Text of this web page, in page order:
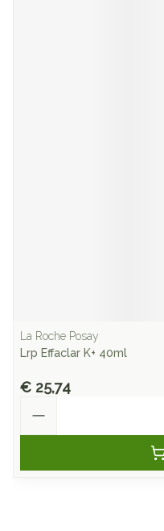
La Roche Posay
Lrp Effaclar K+ 40ml
€ 25,74